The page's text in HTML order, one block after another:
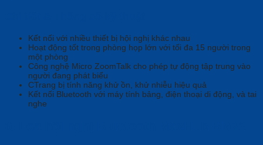
Kết nối với nhiều thiết bị hội nghị khác nhau
Hoạt động tốt trong phòng họp lớn với tối đa 15 người trong
một phòng
Công nghệ Micro ZoomTalk cho phép tự động tập trung vào
người đang phát biểu
CTrang bị tính năng khử ồn, khử nhiễu hiệu quả
Kết nối Bluetooth với máy tính bảng, điện thoại di động, và tai
nghe